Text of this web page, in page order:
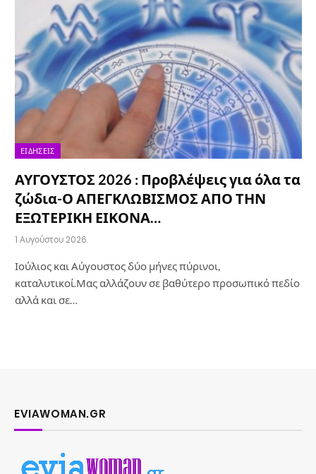
ΕΙΔΉΣΕΙΣ
ΑΥΓΟΥΣΤΟΣ 2026 : Προβλέψεις για όλα τα
ζώδια-Ο ΑΠΕΓΚΛΩΒΙΣΜΟΣ ΑΠΟ ΤΗΝ
ΕΞΩΤΕΡΙΚΗ ΕΙΚΟΝΑ…
1 Αυγούστου 2026
Ιούλιος και Αύγουστος δύο μήνες πύρινοι,
καταλυτικοί.Μας αλλάζουν σε βαθύτερο προσωπικό πεδίο
αλλά και σε…
EVIAWOMAN.GR